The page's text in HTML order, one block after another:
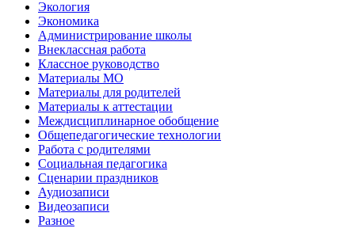
Экология
Экономика
Администрирование школы
Внеклассная работа
Классное руководство
Материалы МО
Материалы для родителей
Материалы к аттестации
Междисциплинарное обобщение
Общепедагогические технологии
Работа с родителями
Социальная педагогика
Сценарии праздников
Аудиозаписи
Видеозаписи
Разное